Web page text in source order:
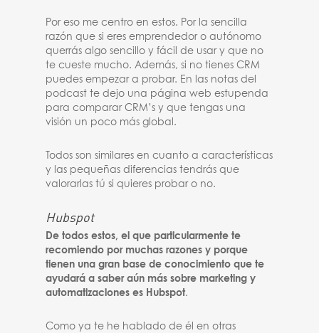
Por eso me centro en estos. Por la sencilla
razón que si eres emprendedor o autónomo
querrás algo sencillo y fácil de usar y que no
te cueste mucho. Además, si no tienes CRM
puedes empezar a probar. En las notas del
podcast te dejo una página web estupenda
para comparar CRM’s y que tengas una
visión un poco más global.
Todos son similares en cuanto a características
y las pequeñas diferencias tendrás que
valorarlas tú si quieres probar o no.
Hubspot
De todos estos, el que particularmente te
recomiendo por muchas razones y porque
tienen una gran base de conocimiento que te
ayudará a saber aún más sobre marketing y
automatizaciones es Hubspot.
Como ya te he hablado de él en otras